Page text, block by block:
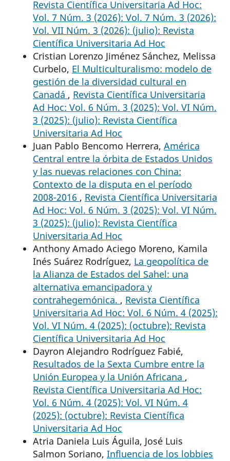
Revista Científica Universitaria Ad Hoc:
Vol. 7 Núm. 3 (2026): Vol. 7 Núm. 3 (2026):
Vol. VII Núm. 3 (2026): (julio): Revista
Científica Universitaria Ad Hoc
Cristian Lorenzo Jiménez Sánchez, Melissa
Curbelo, El Multiculturalismo: modelo de
gestión de la diversidad cultural en
Canadá , Revista Científica Universitaria
Ad Hoc: Vol. 6 Núm. 3 (2025): Vol. VI Núm.
3 (2025): (julio): Revista Científica
Universitaria Ad Hoc
Juan Pablo Bencomo Herrera, América
Central entre la órbita de Estados Unidos
y las nuevas relaciones con China:
Contexto de la disputa en el período
2008-2016 , Revista Científica Universitaria
Ad Hoc: Vol. 6 Núm. 3 (2025): Vol. VI Núm.
3 (2025): (julio): Revista Científica
Universitaria Ad Hoc
Anthony Amado Aciego Moreno, Kamila
Inés Suárez Rodríguez, La geopolítica de
la Alianza de Estados del Sahel: una
alternativa emancipadora y
contrahegemónica. , Revista Científica
Universitaria Ad Hoc: Vol. 6 Núm. 4 (2025):
Vol. VI Núm. 4 (2025): (octubre): Revista
Científica Universitaria Ad Hoc
Dayron Alejandro Rodríguez Fabié,
Resultados de la Sexta Cumbre entre la
Unión Europea y la Unión Africana ,
Revista Científica Universitaria Ad Hoc:
Vol. 6 Núm. 4 (2025): Vol. VI Núm. 4
(2025): (octubre): Revista Científica
Universitaria Ad Hoc
Atria Daniela Luis Águila, José Luis
Salmon Soriano, Influencia de los lobbies